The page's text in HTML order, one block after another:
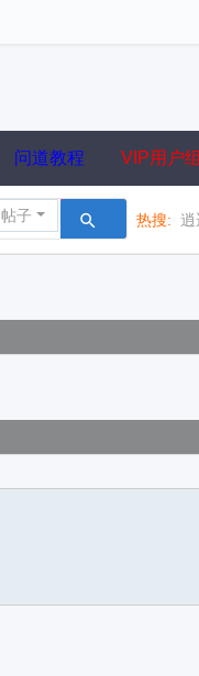
问道教程 VIP用户
帖子 热搜: 逍